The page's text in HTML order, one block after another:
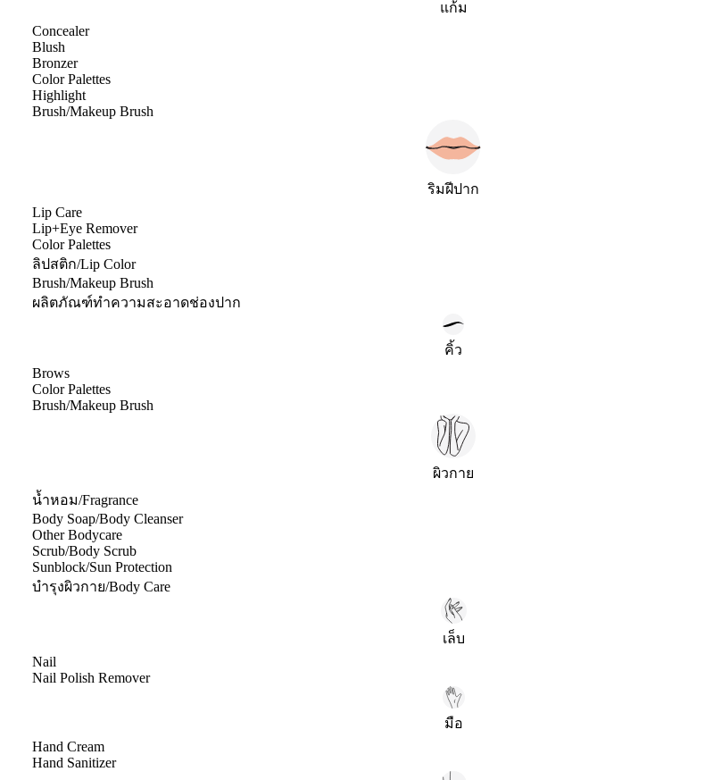
แก้ม
Concealer
Blush
Bronzer
Color Palettes
Highlight
Brush/Makeup Brush
ริมฝีปาก
Lip Care
Lip+Eye Remover
Color Palettes
ลิปสติก/Lip Color
Brush/Makeup Brush
ผลิตภัณฑ์ทำความสะอาดช่องปาก
คิ้ว
Brows
Color Palettes
Brush/Makeup Brush
ผิวกาย
น้ำหอม/Fragrance
Body Soap/Body Cleanser
Other Bodycare
Scrub/Body Scrub
Sunblock/Sun Protection
บำรุงผิวกาย/Body Care
เล็บ
Nail
Nail Polish Remover
มือ
Hand Cream
Hand Sanitizer